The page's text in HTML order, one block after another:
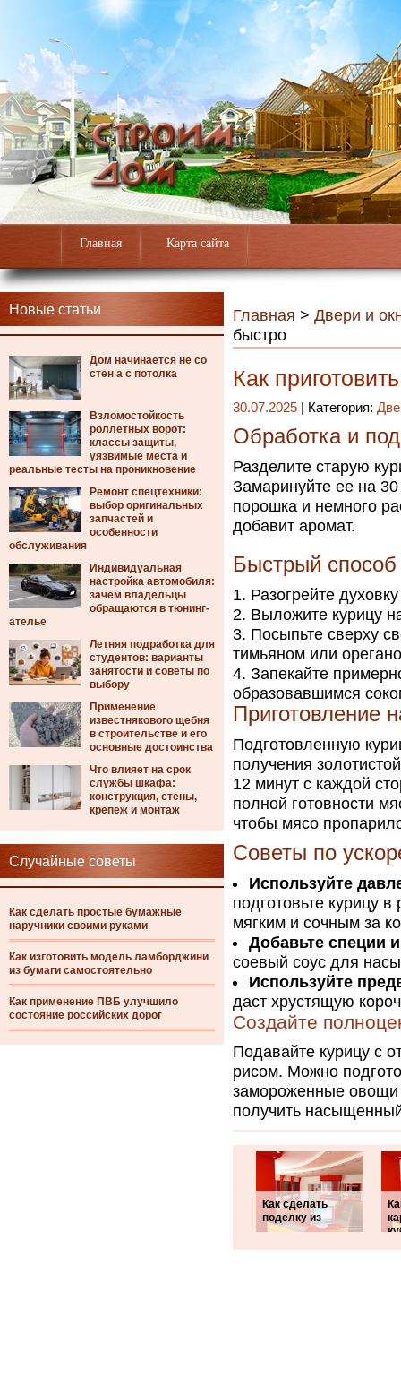
Главная Карта сайта
Новые статьи
Дом начинается не со
стен а с потолка
Взломостойкость
роллетных ворот:
классы защиты,
уязвимые места и
реальные тесты на проникновение
Ремонт спецтехники:
выбор оригинальных
запчастей и
особенности
обслуживания
Индивидуальная
настройка автомобиля:
зачем владельцы
обращаются в тюнинг-
ателье
Летняя подработка для
студентов: варианты
занятости и советы по
выбору
Применение
известнякового щебня
в строительстве и его
основные достоинства
Что влияет на срок
службы шкафа:
конструкция, стены,
крепеж и монтаж
Случайные советы
Как сделать простые бумажные
наручники своими руками
Как изготовить модель ламборджини
из бумаги самостоятельно
Как применение ПВБ улучшило
состояние российских дорог
Главная > Двери и
быстро
Как
30.07.2025 | Категория:
Обработка и
Разделите старую
Замаринуйте ее на
порошка и немного
добавит аромат.
Быстрый способ
Разогрейте
Выложите курицу
Посыпьте сверху
тимьяном или
Запекайте
образовавшимся
Приготовление
Подготовленную
получения
12 минут с каждой
полной готовности
чтобы мясо
Советы по
Используйте
подготовьте курицу
мягким и сочным за
Добавьте специи
соевый соус для
Используйте
даст хрустящую
Создайте
Подавайте курицу с
рисом. Можно
замороженные овощи
получить
Как сделать
поделку из